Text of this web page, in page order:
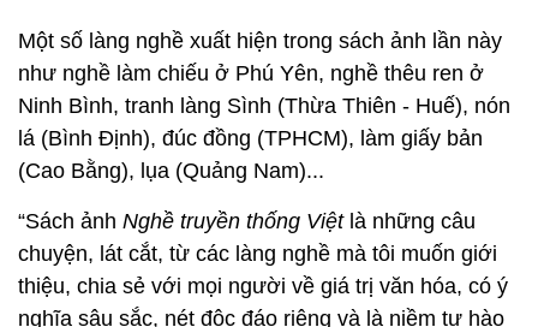
Một số làng nghề xuất hiện trong sách ảnh lần này
như nghề làm chiếu ở Phú Yên, nghề thêu ren ở
Ninh Bình, tranh làng Sình (Thừa Thiên - Huế), nón
lá (Bình Định), đúc đồng (TPHCM), làm giấy bản
(Cao Bằng), lụa (Quảng Nam)...
“Sách ảnh Nghề truyền thống Việtlà những câu
chuyện, lát cắt, từ các làng nghề mà tôi muốn giới
thiệu, chia sẻ với mọi người về giá trị văn hóa, có ý
nghĩa sâu sắc, nét độc đáo riêng và là niềm tự hào